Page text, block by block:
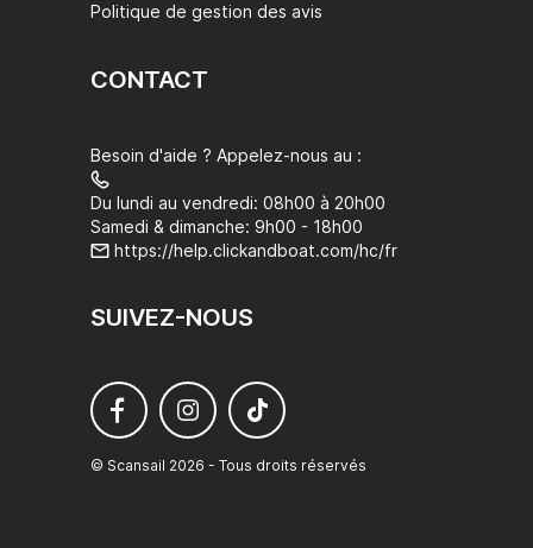
Politique de gestion des avis
CONTACT
Besoin d'aide ? Appelez-nous au :
Du lundi au vendredi: 08h00 à 20h00
Samedi & dimanche: 9h00 - 18h00
https://help.clickandboat.com/hc/fr
SUIVEZ-NOUS
© Scansail 2026 - Tous droits réservés